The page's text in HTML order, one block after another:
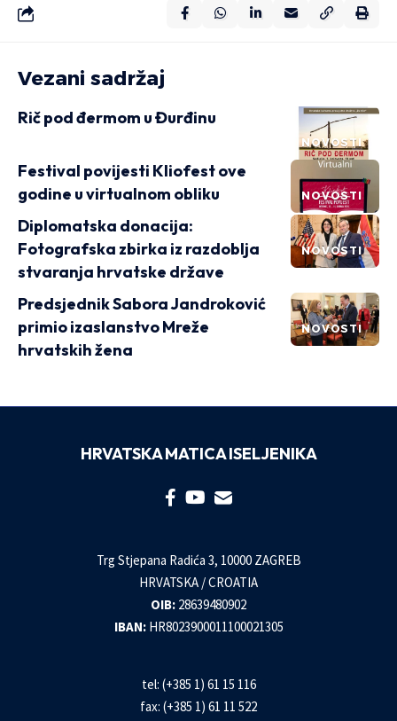
Vezani sadržaj
NOVOSTI
Rič pod đermom u Đurđinu
NOVOSTI
Festival povijesti Kliofest ove
godine u virtualnom obliku
NOVOSTI
Diplomatska donacija:
Fotografska zbirka iz razdoblja
stvaranja hrvatske države
NOVOSTI
Predsjednik Sabora Jandroković
primio izaslanstvo Mreže
hrvatskih žena
HRVATSKA MATICA ISELJENIKA
Trg Stjepana Radića 3, 10000 ZAGREB
HRVATSKA / CROATIA
OIB: 28639480902
IBAN: HR8023900011100021305
tel: (+385 1) 61 15 116
fax: (+385 1) 61 11 522